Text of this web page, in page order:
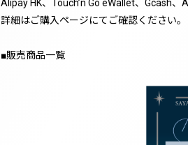
Alipay HK、Touch’n Go eWallet、Gcash
詳細はご購入ページにてご確認ください。
■販売商品一覧